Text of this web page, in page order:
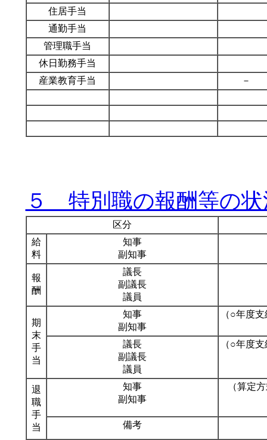
住居手当
通勤手当
管理職手当
休日勤務手当
産業教育手当
－
５ 特別職の報酬等の
区分
給
料
知事
副知事
報
酬
議長
副議長
議員
期
末
手
当
知事
副知事
（○年度
議長
副議長
議員
（○年度
退
職
手
当
知事
副知事
（算定
備考